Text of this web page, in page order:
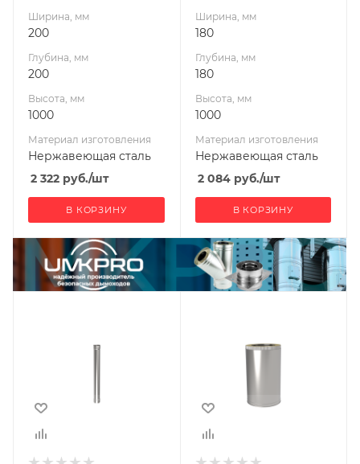
Ширина, мм
200
Глубина, мм
200
Высота, мм
1000
Материал изготовления
Нержавеющая сталь
2 322 руб./шт
В КОРЗИНУ
Ширина, мм
180
Глубина, мм
180
Высота, мм
1000
Материал изготовления
Нержавеющая сталь
2 084руб./шт
В КОРЗИНУ
1000
Материал
Глубина, мм
Высота, мм
500
Материал